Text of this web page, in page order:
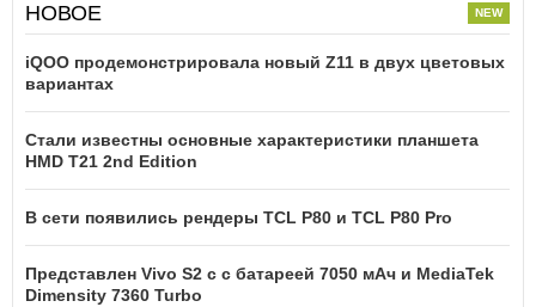
НОВОЕ
iQOO продемонстрировала новый Z11 в двух цветовых
вариантах
Стали известны основные характеристики планшета
HMD T21 2nd Edition
В сети появились рендеры TCL P80 и TCL P80 Pro
Представлен Vivo S2 с с батареей 7050 мАч и MediaTek
Dimensity 7360 Turbo